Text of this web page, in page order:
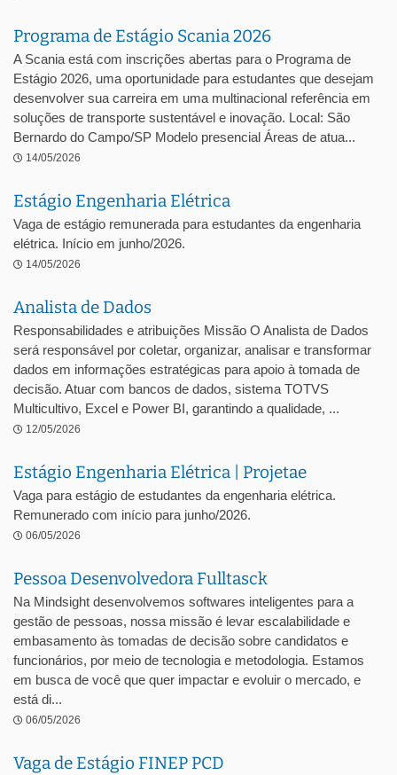
Programa de Estágio Scania 2026
A Scania está com inscrições abertas para o Programa de
Estágio 2026, uma oportunidade para estudantes que desejam
desenvolver sua carreira em uma multinacional referência em
soluções de transporte sustentável e inovação. Local: São
Bernardo do Campo/SP Modelo presencial Áreas de atua...
14/05/2026
Estágio Engenharia Elétrica
Vaga de estágio remunerada para estudantes da engenharia
elétrica. Início em junho/2026.
14/05/2026
Analista de Dados
Responsabilidades e atribuições Missão O Analista de Dados
será responsável por coletar, organizar, analisar e transformar
dados em informações estratégicas para apoio à tomada de
decisão. Atuar com bancos de dados, sistema TOTVS
Multicultivo, Excel e Power BI, garantindo a qualidade, ...
12/05/2026
Estágio Engenharia Elétrica | Projetae
Vaga para estágio de estudantes da engenharia elétrica.
Remunerado com início para junho/2026.
06/05/2026
Pessoa Desenvolvedora Fulltasck
Na Mindsight desenvolvemos softwares inteligentes para a
gestão de pessoas, nossa missão é levar escalabilidade e
embasamento às tomadas de decisão sobre candidatos e
funcionários, por meio de tecnologia e metodologia. Estamos
em busca de você que quer impactar e evoluir o mercado, e
está di...
06/05/2026
Vaga de Estágio FINEP PCD